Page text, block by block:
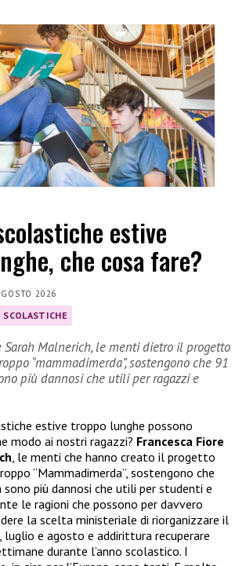
estive
che cosa fare?
2026
SCOLASTICHE
Sarah Malnerich, le menti dietro il progetto
“mammadimerda”, sostengono che 91
più dannosi che utili per ragazzi e
estive troppo lunghe possono
modo ai nostri ragazzi? Francesca Fiore
, le menti che hanno creato il progetto
“Mammadimerda”, sostengono che
sono più dannosi che utili per studenti e
le ragioni che possono per davvero
la scelta ministeriale di riorganizzare il
luglio e agosto e addirittura recuperare
durante l’anno scolastico. I